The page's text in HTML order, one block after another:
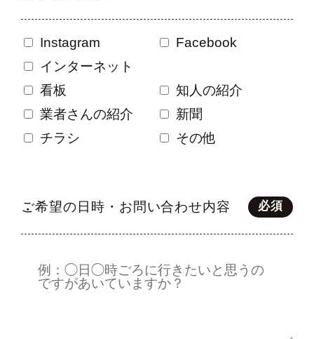
Instagram
Facebook
インターネット
看板
知人の紹介
業者さんの紹介
新聞
チラシ
その他
ご希望の日時・お問い合わせ内容 必須